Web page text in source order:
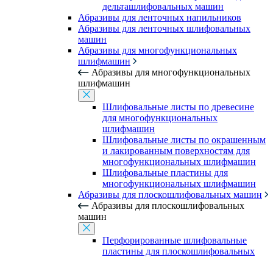
дельташлифовальных машин
Абразивы для ленточных напильников
Абразивы для ленточных шлифовальных
машин
Абразивы для многофункциональных
шлифмашин
Абразивы для многофункциональных
шлифмашин
Шлифовальные листы по древесине
для многофункциональных
шлифмашин
Шлифовальные листы по окрашенным
и лакированным поверхностям для
многофункциональных шлифмашин
Шлифовальные пластины для
многофункциональных шлифмашин
Абразивы для плоскошлифовальных машин
Абразивы для плоскошлифовальных
машин
Перфорированные шлифовальные
пластины для плоскошлифовальных